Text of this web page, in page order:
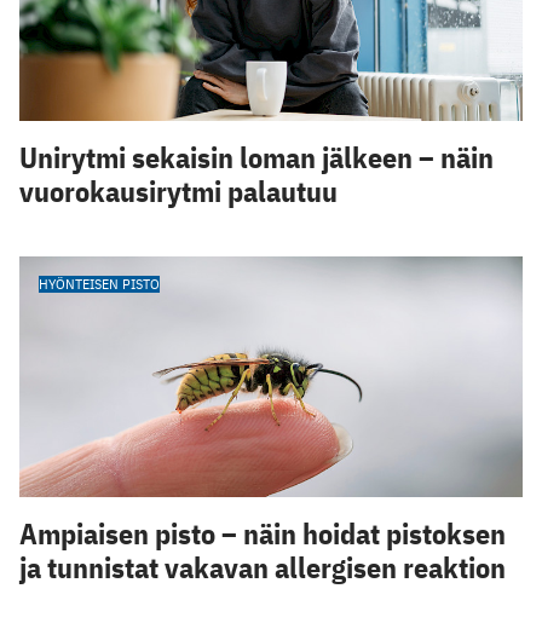
Unirytmi sekaisin loman jälkeen – näin
vuorokausirytmi palautuu
HYÖNTEISEN PISTO
Ampiaisen pisto – näin hoidat pistoksen
ja tunnistat vakavan allergisen reaktion